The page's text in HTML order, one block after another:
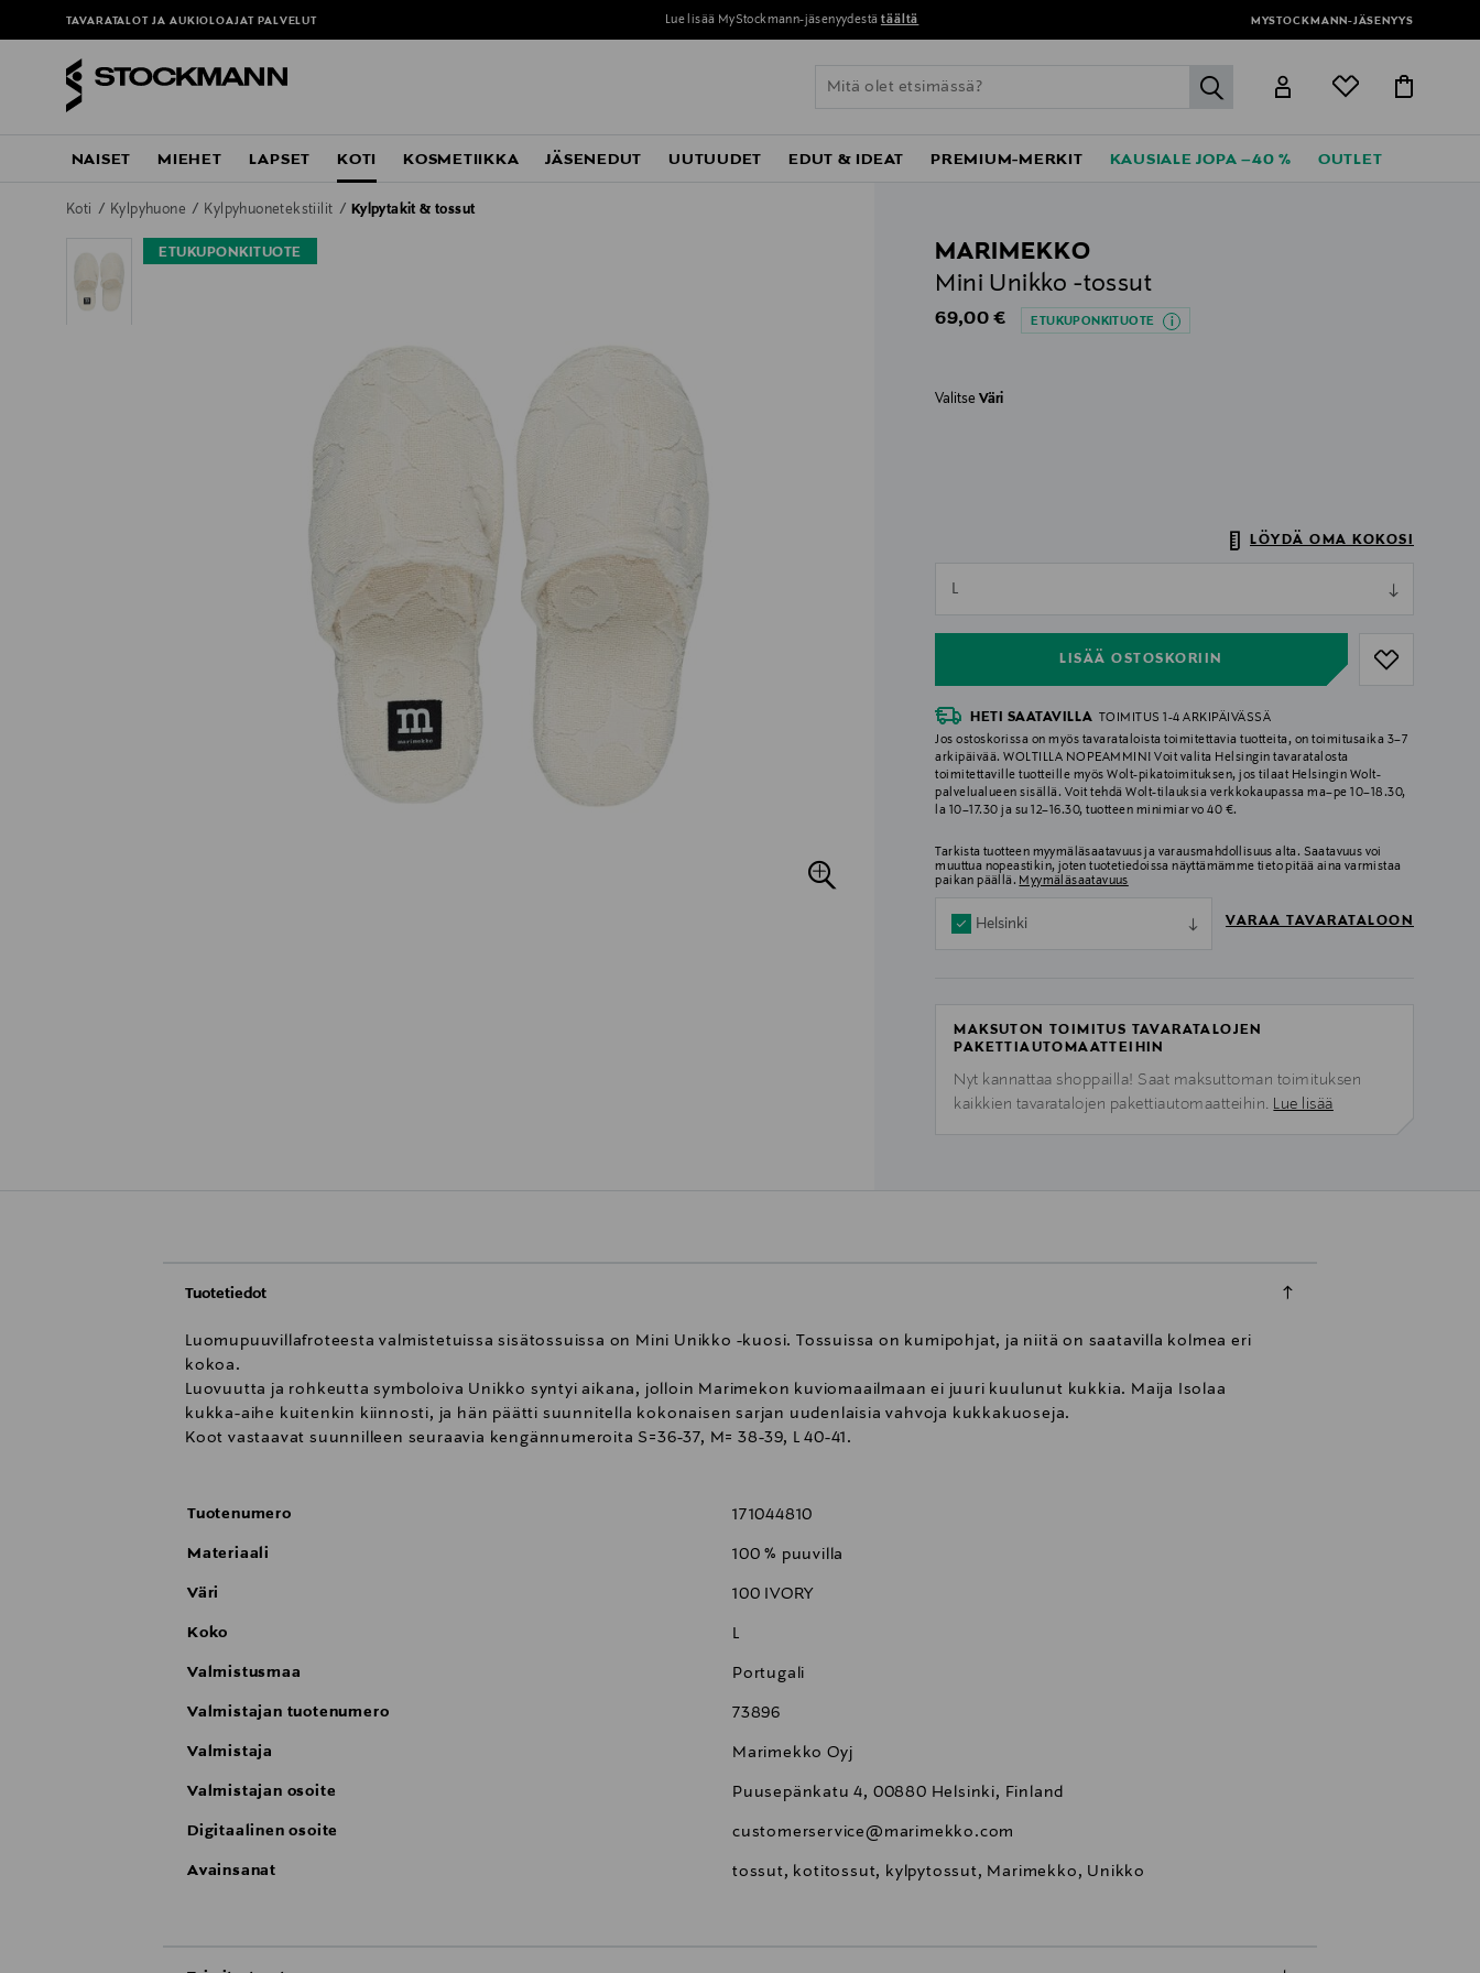
TAVARATALOT JA AUKIOLOAJAT PALVELUT Lue lisää MyStockmann-jäsenyydestä täältä MYSTOCKMANN-JÄSENYYS
label.header.go
NAISET MIEHET LAPSET KOTI KOSMETIIKKA JÄSENEDUT UUTUUDET EDUT & IDEAT PREMIUM-MERKIT KAUSIALE JOPA –40 % OUTLET
Koti Kylpyhuone Kylpyhuonetekstiilit Kylpytakit & tossut
ETUKUPONKITUOTE
MARIMEKKO
Mini Unikko -tossut
Original Price
69,00 € ETUKUPONKITUOTE
ValitseVäri
LÖYDÄ OMA KOKOSI
L
LISÄÄ OSTOSKORIIN
HETI SAATAVILLA
TOIMITUS 1-4 ARKIPÄIVÄSSÄ
Jos ostoskorissa on myös tavarataloista toimitettavia tuotteita, on toimitusaika 3–7
arkipäivää. WOLTILLA NOPEAMMIN! Voit valita Helsingin tavaratalosta
toimitettaville tuotteille myös Wolt-pikatoimituksen, jos tilaat Helsingin Wolt-
palvelualueen sisällä. Voit tehdä Wolt-tilauksia verkkokaupassa ma–pe 10–18.30,
la 10–17.30 ja su 12–16.30, tuotteen minimiarvo 40 €.
Tarkista tuotteen myymäläsaatavuus ja varausmahdollisuus alta. Saatavuus voi
muuttua nopeastikin, joten tuotetiedoissa näyttämämme tieto pitää aina varmistaa
paikan päällä. Myymäläsaatavuus
Helsinki VARAA TAVARATALOON
MAKSUTON TOIMITUS TAVARATALOJEN
PAKETTIAUTOMAATTEIHIN
Nyt kannattaa shoppailla! Saat maksuttoman toimituksen
kaikkien tavaratalojen pakettiautomaatteihin. Lue lisää
Tuotetiedot
Luomupuuvillafroteesta valmistetuissa sisätossuissa on Mini Unikko -kuosi. Tossuissa on kumipohjat, ja niitä on saatavilla kolmea eri
kokoa.
Luovuutta ja rohkeutta symboloiva Unikko syntyi aikana, jolloin Marimekon kuviomaailmaan ei juuri kuulunut kukkia. Maija Isolaa
kukka-aihe kuitenkin kiinnosti, ja hän päätti suunnitella kokonaisen sarjan uudenlaisia vahvoja kukkakuoseja.
Koot vastaavat suunnilleen seuraavia kengännumeroita S=36-37, M= 38-39, L 40-41.
Tuotenumero 171044810
Materiaali 100 % puuvilla
Väri 100 IVORY
Koko L
Valmistusmaa Portugali
Valmistajan tuotenumero 73896
Valmistaja Marimekko Oyj
Valmistajan osoite Puusepänkatu 4, 00880 Helsinki, Finland
Digitaalinen osoite customerservice@marimekko.com
Avainsanat tossut, kotitossut, kylpytossut, Marimekko, Unikko